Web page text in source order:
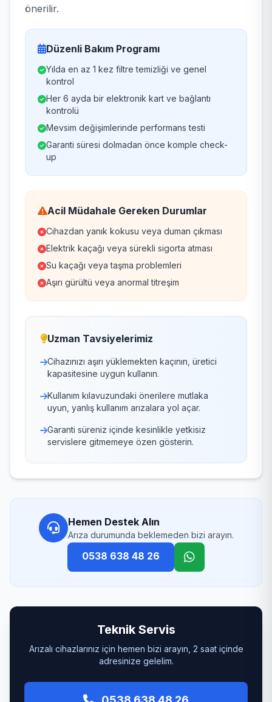
önerilir.
Düzenli Bakım Programı
Yılda en az 1 kez filtre temizliği ve genel
kontrol
Her 6 ayda bir elektronik kart ve bağlantı
kontrolü
Mevsim değişimlerinde performans testi
Garanti süresi dolmadan önce komple check-
up
Acil Müdahale Gereken Durumlar
Cihazdan yanık kokusu veya duman çıkması
Elektrik kaçağı veya sürekli sigorta atması
Su kaçağı veya taşma problemleri
Aşırı gürültü veya anormal titreşim
Uzman Tavsiyelerimiz
Cihazınızı aşırı yüklemekten kaçının, üretici
kapasitesine uygun kullanın.
Kullanım kılavuzundaki önerilere mutlaka
uyun, yanlış kullanım arızalara yol açar.
Garanti süreniz içinde kesinlikle yetkisiz
servislere gitmemeye özen gösterin.
Hemen Destek Alın
Arıza durumunda beklemeden bizi arayın.
0538 638 48 26
Teknik Servis
Arızalı cihazlarınız için hemen bizi arayın, 2 saat içinde
adresinize gelelim.